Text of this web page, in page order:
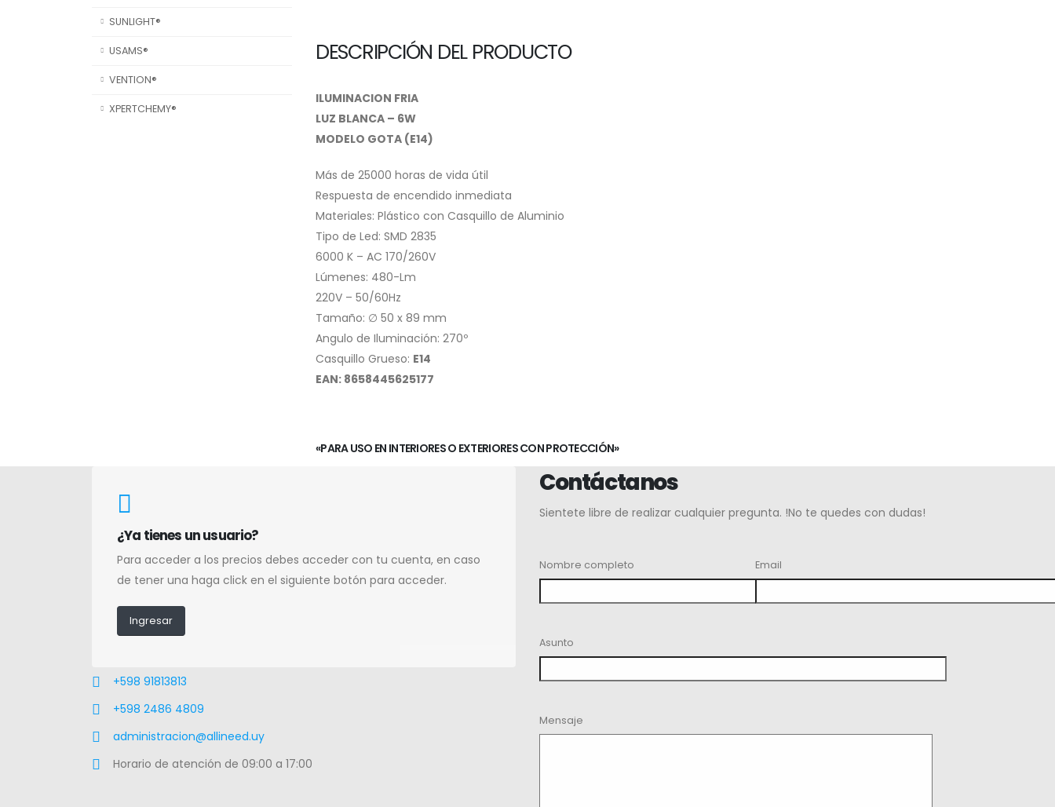
SUNLIGHT®
USAMS®
VENTION®
XPERTCHEMY®
DESCRIPCIÓN DEL PRODUCTO
ILUMINACION FRIA
LUZ BLANCA – 6W
MODELO GOTA (E14)
Más de 25000 horas de vida útil
Respuesta de encendido inmediata
Materiales: Plástico con Casquillo de Aluminio
Tipo de Led: SMD 2835
6000 K – AC 170/260V
Lúmenes: 480-Lm
220V – 50/60Hz
Tamaño: ∅ 50 x 89 mm
Angulo de Iluminación: 270º
Casquillo Grueso: E14
EAN: 8658445625177
«PARA USO EN INTERIORES O EXTERIORES CON PROTECCIÓN»
¿Ya tienes un usuario?
Para acceder a los precios debes acceder con tu cuenta, en caso
de tener una haga click en el siguiente botón para acceder.
Ingresar
+598 91813813
+598 2486 4809
administracion@allineed.uy
Horario de atención de 09:00 a 17:00
Contáctanos
Sientete libre de realizar cualquier pregunta. !No te quedes con dudas!
Nombre completo Email
Asunto
Mensaje